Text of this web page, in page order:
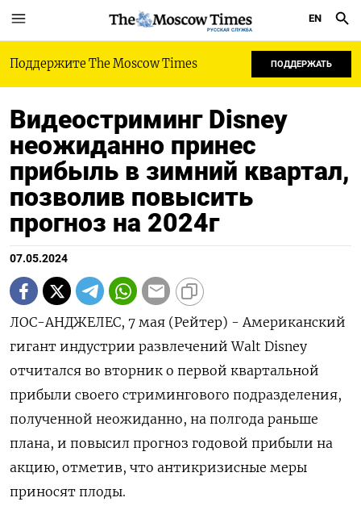
РУССКАЯ СЛУЖБА
EN
Поддержите The Moscow Times ПОДДЕРЖАТЬ
Видеостриминг Disney
неожиданно принес
прибыль в зимний квартал,
позволив повысить
прогноз на 2024г
07.05.2024
ЛОС-АНДЖЕЛЕС, 7 мая (Рейтер) - Американский
гигант индустрии развлечений Walt Disney
отчитался во вторник о первой квартальной
прибыли своего стримингового подразделения,
полученной неожиданно, на полгода раньше
плана, и повысил прогноз годовой прибыли на
акцию, отметив, что антикризисные меры
приносят плоды.